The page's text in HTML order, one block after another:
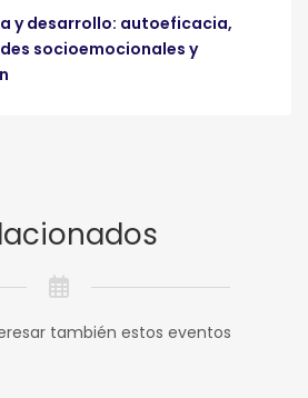
y desarrollo: autoeficacia,
socioemocionales y
también estos eventos